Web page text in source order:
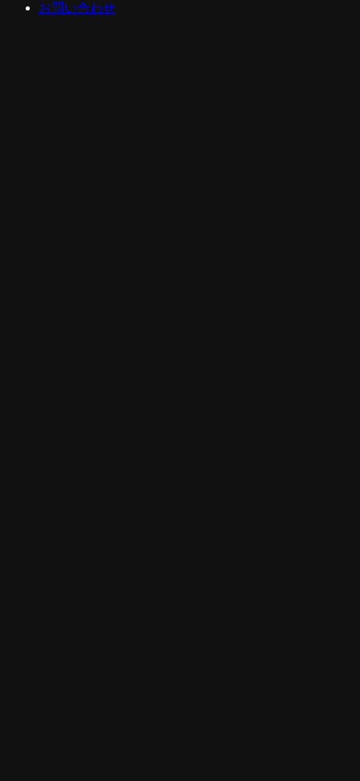
お問い合わせ